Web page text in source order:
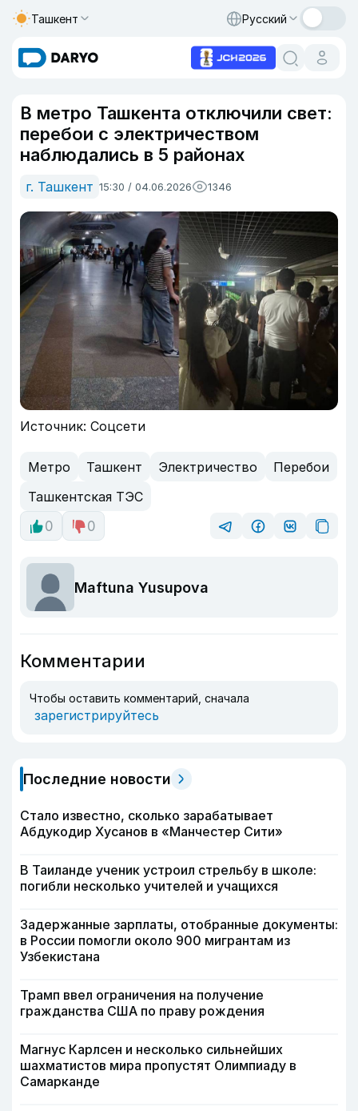
Ташкент Русский
В метро Ташкента отключили свет:
перебои с электричеством
наблюдались в 5 районах
г. Ташкент 15:30 / 04.06.2026 1346
Источник: Соцсети
Метро Ташкент Электричество
Перебои
Ташкентская ТЭС
0
0
Maftuna Yusupova
Комментарии
Чтобы оставить комментарий, сначала
зарегистрируйтесь
Последние новости
Стало известно, сколько зарабатывает
Абдукодир Хусанов в «Манчестер Сити»
В Таиланде ученик устроил стрельбу в школе:
погибли несколько учителей и учащихся
Задержанные зарплаты, отобранные документы:
в России помогли около 900 мигрантам из
Узбекистана
Трамп ввел ограничения на получение
гражданства США по праву рождения
Магнус Карлсен и несколько сильнейших
шахматистов мира пропустят Олимпиаду в
Самарканде